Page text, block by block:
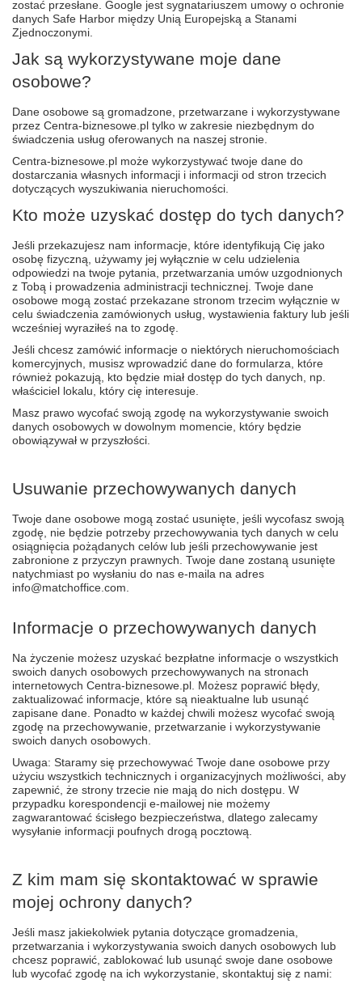
zostać przesłane. Google jest sygnatariuszem umowy o ochronie
danych Safe Harbor między Unią Europejską a Stanami
Zjednoczonymi.
Jak są wykorzystywane moje dane
osobowe?
Dane osobowe są gromadzone, przetwarzane i wykorzystywane
przez Centra-biznesowe.pl tylko w zakresie niezbędnym do
świadczenia usług oferowanych na naszej stronie.
Centra-biznesowe.pl może wykorzystywać twoje dane do
dostarczania własnych informacji i informacji od stron trzecich
dotyczących wyszukiwania nieruchomości.
Kto może uzyskać dostęp do tych danych?
Jeśli przekazujesz nam informacje, które identyfikują Cię jako
osobę fizyczną, używamy jej wyłącznie w celu udzielenia
odpowiedzi na twoje pytania, przetwarzania umów uzgodnionych
z Tobą i prowadzenia administracji technicznej. Twoje dane
osobowe mogą zostać przekazane stronom trzecim wyłącznie w
celu świadczenia zamówionych usług, wystawienia faktury lub jeśli
wcześniej wyraziłeś na to zgodę.
Jeśli chcesz zamówić informacje o niektórych nieruchomościach
komercyjnych, musisz wprowadzić dane do formularza, które
również pokazują, kto będzie miał dostęp do tych danych, np.
właściciel lokalu, który cię interesuje.
Masz prawo wycofać swoją zgodę na wykorzystywanie swoich
danych osobowych w dowolnym momencie, który będzie
obowiązywał w przyszłości.
Usuwanie przechowywanych danych
Twoje dane osobowe mogą zostać usunięte, jeśli wycofasz swoją
zgodę, nie będzie potrzeby przechowywania tych danych w celu
osiągnięcia pożądanych celów lub jeśli przechowywanie jest
zabronione z przyczyn prawnych. Twoje dane zostaną usunięte
natychmiast po wysłaniu do nas e-maila na adres
info@matchoffice.com.
Informacje o przechowywanych danych
Na życzenie możesz uzyskać bezpłatne informacje o wszystkich
swoich danych osobowych przechowywanych na stronach
internetowych Centra-biznesowe.pl. Możesz poprawić błędy,
zaktualizować informacje, które są nieaktualne lub usunąć
zapisane dane. Ponadto w każdej chwili możesz wycofać swoją
zgodę na przechowywanie, przetwarzanie i wykorzystywanie
swoich danych osobowych.
Uwaga: Staramy się przechowywać Twoje dane osobowe przy
użyciu wszystkich technicznych i organizacyjnych możliwości, aby
zapewnić, że strony trzecie nie mają do nich dostępu. W
przypadku korespondencji e-mailowej nie możemy
zagwarantować ścisłego bezpieczeństwa, dlatego zalecamy
wysyłanie informacji poufnych drogą pocztową.
Z kim mam się skontaktować w sprawie
mojej ochrony danych?
Jeśli masz jakiekolwiek pytania dotyczące gromadzenia,
przetwarzania i wykorzystywania swoich danych osobowych lub
chcesz poprawić, zablokować lub usunąć swoje dane osobowe
lub wycofać zgodę na ich wykorzystanie, skontaktuj się z nami: